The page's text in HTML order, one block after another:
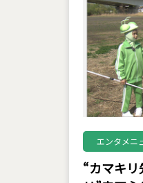
エンタメニ
“カマキ